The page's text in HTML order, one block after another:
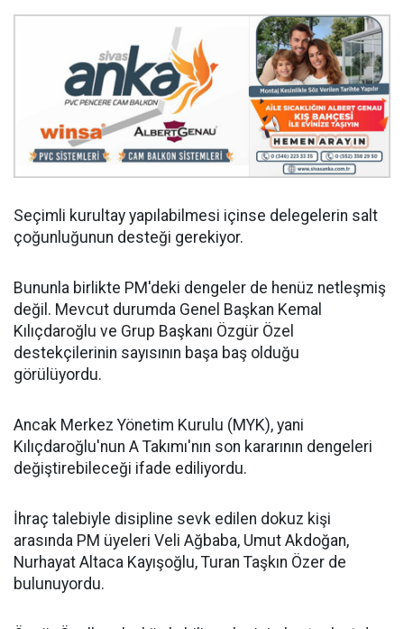
Seçimli kurultay yapılabilmesi içinse delegelerin salt
çoğunluğunun desteği gerekiyor.
Bununla birlikte PM'deki dengeler de henüz netleşmiş
değil. Mevcut durumda Genel Başkan Kemal
Kılıçdaroğlu ve Grup Başkanı Özgür Özel
destekçilerinin sayısının başa baş olduğu
görülüyordu.
Ancak Merkez Yönetim Kurulu (MYK), yani
Kılıçdaroğlu'nun A Takımı'nın son kararının dengeleri
değiştirebileceği ifade ediliyordu.
İhraç talebiyle disipline sevk edilen dokuz kişi
arasında PM üyeleri Veli Ağbaba, Umut Akdoğan,
Nurhayat Altaca Kayışoğlu, Turan Taşkın Özer de
bulunuyordu.